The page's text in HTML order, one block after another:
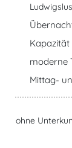
Kapazität
moderne
Mittag-
ohne